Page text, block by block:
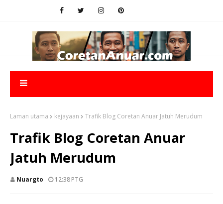
Laman utama kejayaan Trafik Blog Coretan Anuar Jatuh Merudum
Trafik Blog Coretan Anuar
Jatuh Merudum
Nuargto 12:38 PTG